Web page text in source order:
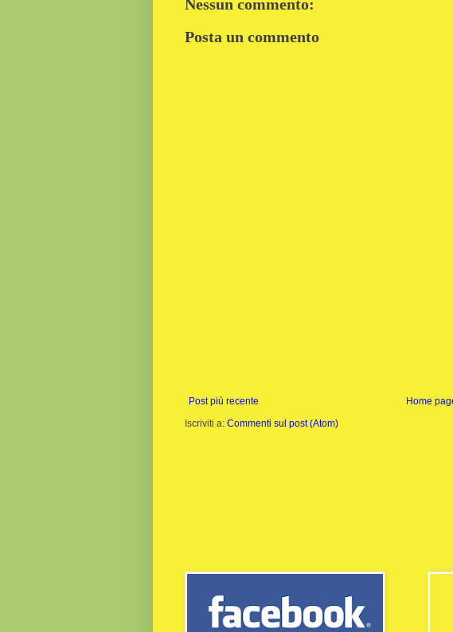
Nessun commento:
Posta un commento
Post più recente
Home
Iscriviti a: Commenti sul post (Atom)